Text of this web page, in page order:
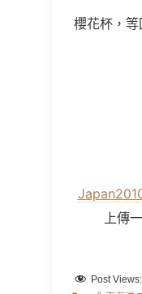
櫻花杯，
上傳
Post Views: